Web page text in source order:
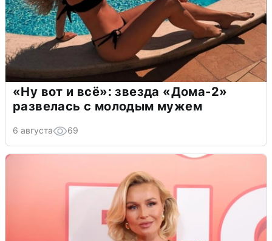
«Ну вот и всё»: звезда «Дома-2»
развелась с молодым мужем
6 августа 69